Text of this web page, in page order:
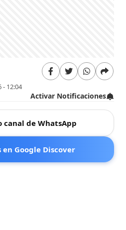
- 12:04
Activar Notificaciones
canal de WhatsApp
en Google Discover